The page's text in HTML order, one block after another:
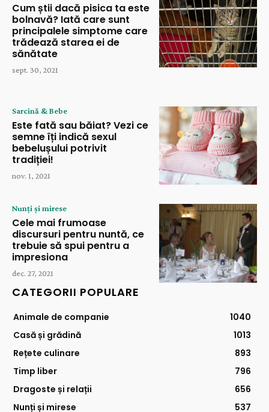
Cum știi dacă pisica ta este
bolnavă? Iată care sunt
principalele simptome care
trădează starea ei de
sănătate
sept. 30, 2021
Sarcină & Bebe
Este fată sau băiat? Vezi ce
semne îți indică sexul
bebelușului potrivit
tradiției!
nov. 1, 2021
Nunți și mirese
Cele mai frumoase
discursuri pentru nuntă, ce
trebuie să spui pentru a
impresiona
dec. 27, 2021
CATEGORII POPULARE
Animale de companie
1040
Casă și grădină
1013
Rețete culinare
893
Timp liber
796
Dragoste și relații
656
Nunți și mirese
537